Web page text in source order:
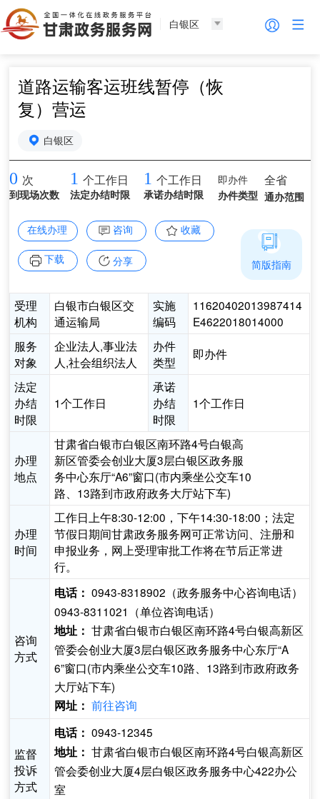
白银区
道路运输客运班线暂停（恢
复）营运
白银区
0 次
到现场次数
1 个工作日
法定办结时限
1 个工作日
承诺办结时限
即办件
办件类型
全省
通办范围
在线办理 咨询 收藏
下载 分享
受理
机构
白银市白银区交
通运输局
实施
编码
11620402013987414
E4622018014000
服务
对象
企业法人,事业法
人,社会组织法人
办件
类型
即办件
法定
办结
时限
1个工作日
承诺
办结
时限
1个工作日
办理
地点
甘肃省白银市白银区南环路4号白银高
新区管委会创业大厦3层白银区政务服
务中心东厅“A6”窗口(市内乘坐公交车10
路、13路到市政府政务大厅站下车)
办理
时间
工作日上午8:30-12:00，下午14:30-18:00；法定
节假日期间甘肃政务服务网可正常访问、注册和
申报业务，网上受理审批工作将在节后正常进
行。
咨询
方式
电话： 0943-8318902（政务服务中心咨询电话）
0943-8311021（单位咨询电话）
地址： 甘肃省白银市白银区南环路4号白银高新区
管委会创业大厦3层白银区政务服务中心东厅“A
6”窗口(市内乘坐公交车10路、13路到市政府政务
大厅站下车)
网址： 前往咨询
监督
投诉
方式
电话： 0943-12345
地址： 甘肃省白银市白银区南环路4号白银高新区
管会委创业大厦4层白银区政务服务中心422办公
室
简版指南